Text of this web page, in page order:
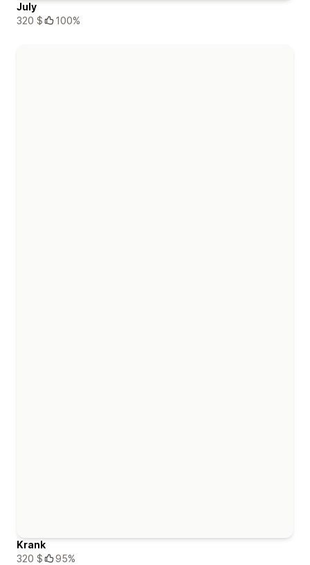
July
320 $
100%
Krank
320 $
95%